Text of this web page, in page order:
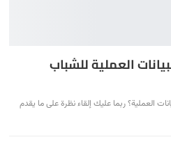
العملية للشباب
العملية؟ ربما عليك إلقاء نظرة على ما يقدم